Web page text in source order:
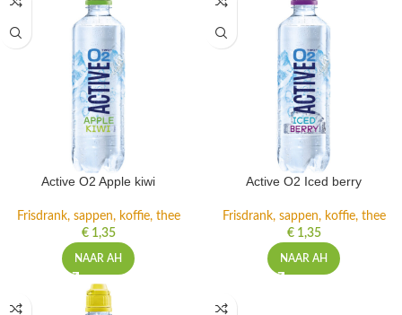
Active O2 Apple kiwi
Frisdrank, sappen, koffie, thee
€1,35
NAAR AH
Active O2 Iced berry
Frisdrank, sappen, koffie, thee
€1,35
NAAR AH